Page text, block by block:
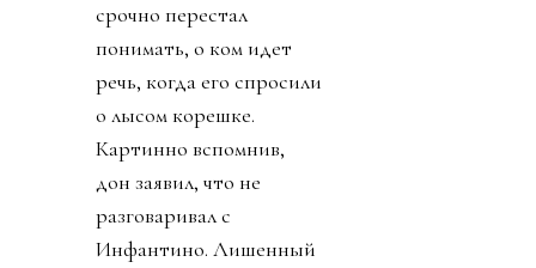
срочно перестал
понимать, о ком идет
речь, когда его спросили
о лысом корешке.
Картинно вспомнив,
дон заявил, что не
разговаривал с
Инфантино. Лишенный